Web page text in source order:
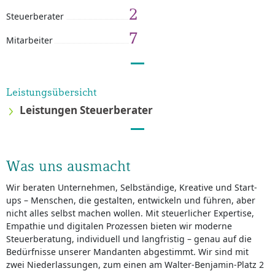
Steuerberater 2
Mitarbeiter 7
Leistungsübersicht
Leistungen Steuerberater
Was uns ausmacht
Wir beraten Unternehmen, Selbständige, Kreative und Start-
ups – Menschen, die gestalten, entwickeln und führen, aber
nicht alles selbst machen wollen. Mit steuerlicher Expertise,
Empathie und digitalen Prozessen bieten wir moderne
Steuerberatung, individuell und langfristig – genau auf die
Bedürfnisse unserer Mandanten abgestimmt. Wir sind mit
zwei Niederlassungen, zum einen am Walter-Benjamin-Platz 2